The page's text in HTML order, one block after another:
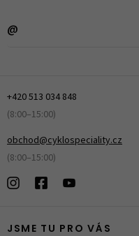
+420 513 034 848
(8:00–15:00)
obchod@cyklospeciality.cz
(8:00–15:00)
JSME TU PRO VÁS